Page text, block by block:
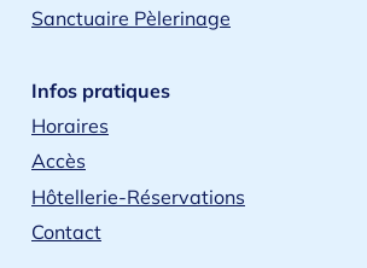
Sanctuaire Pèlerinage
Infos pratiques
Horaires
Accès
Hôtellerie-Réservations
Contact